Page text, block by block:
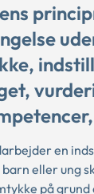
en
eller ung
på